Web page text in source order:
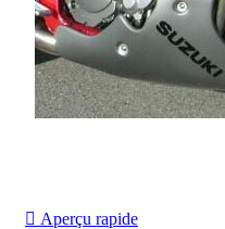
 Aperçu rapide